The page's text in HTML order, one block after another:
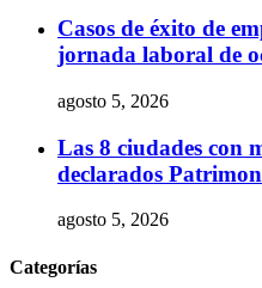
Casos de éxito de
jornada laboral de
agosto 5, 2026
Las 8 ciudades con
declarados
agosto 5, 2026
Categorías